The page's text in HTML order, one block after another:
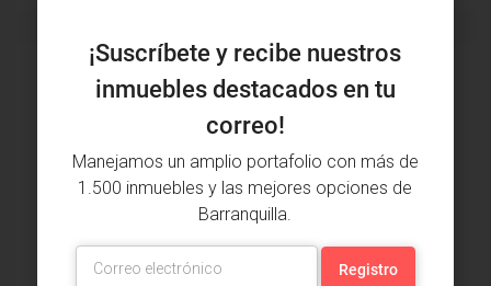
Inmuebles vistos recientemente
Finca Venta, , Baranoa (30982)
2 alcobas • 1 bañera • 70 m²
Finca
Apartamento Arriendo, La Magdalena,
Barranquilla (30417)
$800,000
¡Suscríbete y recibe nuestros
inmuebles destacados en tu
correo!
Manejamos un amplio portafolio con más de
1.500 inmuebles y las mejores opciones de
Barranquilla.